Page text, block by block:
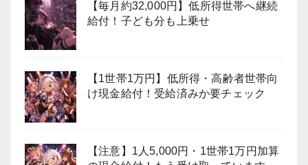
【毎月約32,000円】低所得世帯へ継続
給付！子ども分も上乗せ
【1世帯1万円】低所得・高齢者世帯向
け現金給付！受給済みか要チェック
【注意】1人5,000円・1世帯1万円加算